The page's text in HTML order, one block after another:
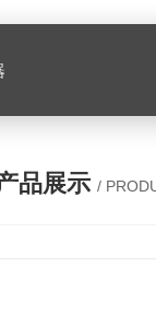
品展示 /